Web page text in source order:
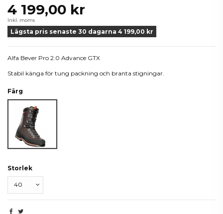
4 199,00 kr
Inkl. moms
Lägsta pris senaste 30 dagarna 4 199,00 kr
Alfa Bever Pro 2.0 Advance GTX
Stabil känga för tung packning och branta stigningar.
Färg
Brown
Storlek